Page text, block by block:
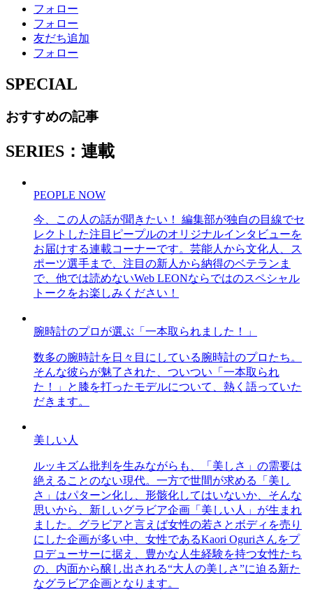
フォロー
フォロー
友だち追加
フォロー
SPECIAL
おすすめの記事
SERIES：連載
PEOPLE NOW
今、この人の話が聞きたい！ 編集部が独自の目線でセ
レクトした注目ピープルのオリジナルインタビューを
お届けする連載コーナーです。芸能人から文化人、ス
ポーツ選手まで、注目の新人から納得のベテランま
で、他では読めないWeb LEONならではのスペシャル
トークをお楽しみください！
腕時計のプロが選ぶ「一本取られました！」
数多の腕時計を日々目にしている腕時計のプロたち。
そんな彼らが魅了された、ついつい「一本取られ
た！」と膝を打ったモデルについて、熱く語っていた
だきます。
美しい人
ルッキズム批判を生みながらも、「美しさ」の需要は
絶えることのない現代。一方で世間が求める「美し
さ」はパターン化し、形骸化してはいないか、そんな
思いから、新しいグラビア企画「美しい人」が生まれ
ました。グラビアと言えば女性の若さとボディを売り
にした企画が多い中、女性であるKaori Oguriさんをプ
ロデューサーに据え、豊かな人生経験を持つ女性たち
の、内面から醸し出される“大人の美しさ”に迫る新た
なグラビア企画となります。